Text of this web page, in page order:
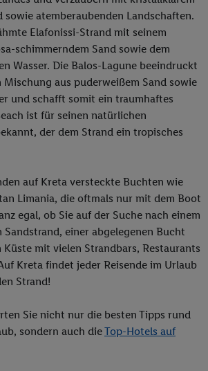
sowie atemberaubenden Landschaften.
Elafonissi-Strand mit seinem
schimmerndem Sand sowie dem
Wasser. Die Balos-Lagune beeindruckt
aus puderweißem Sand sowie
und schafft somit ein traumhaftes
ist für seinen natürlichen
der dem Strand ein tropisches
auf Kreta versteckte Buchten wie
Limania, die oftmals nur mit dem Boot
egal, ob Sie auf der Suche nach einem
einer abgelegenen Bucht
mit vielen Strandbars, Restaurants
Kreta findet jeder Reisende im Urlaub
Strand!
Sie nicht nur die besten Tipps rund
sondern auch dieTop-Hotels auf